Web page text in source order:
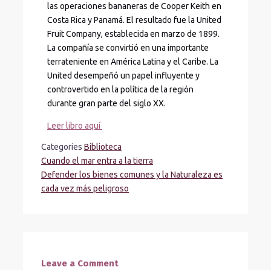
las operaciones bananeras de Cooper Keith en
Costa Rica y Panamá. El resultado fue la United
Fruit Company, establecida en marzo de 1899.
La compañía se convirtió en una importante
terrateniente en América Latina y el Caribe. La
United desempeñó un papel influyente y
controvertido en la política de la región
durante gran parte del siglo XX.
Leer libro aquí
Categories Biblioteca
Cuando el mar entra a la tierra
Defender los bienes comunes y la Naturaleza es
cada vez más peligroso
Leave a Comment